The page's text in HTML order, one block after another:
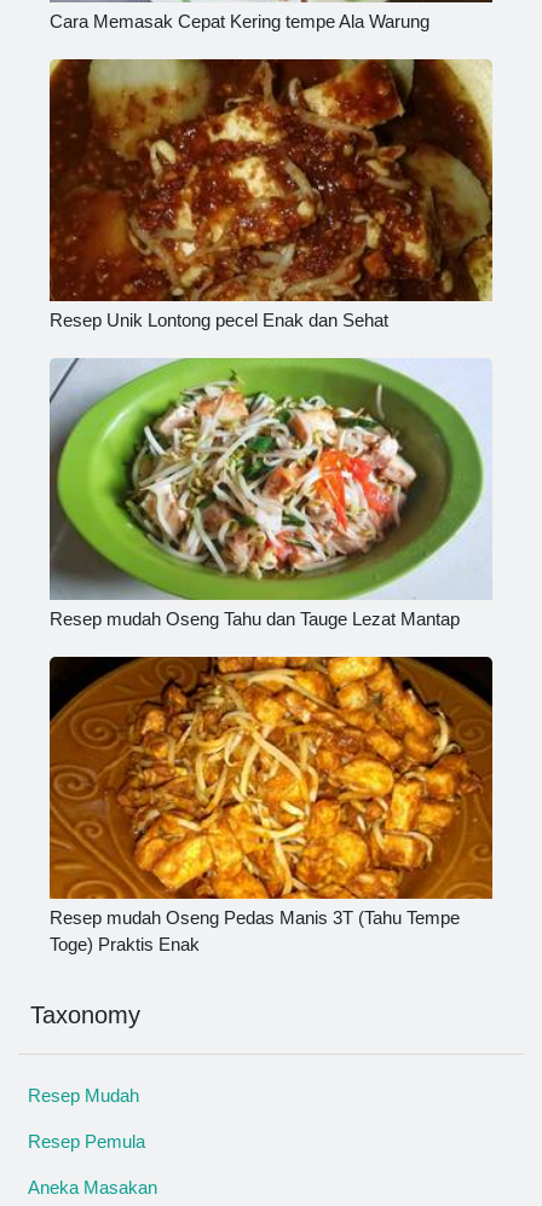
Cara Memasak Cepat Kering tempe Ala Warung
Resep Unik Lontong pecel Enak dan Sehat
Resep mudah Oseng Tahu dan Tauge Lezat Mantap
Resep mudah Oseng Pedas Manis 3T (Tahu Tempe
Toge) Praktis Enak
Taxonomy
Resep Mudah
Resep Pemula
Aneka Masakan